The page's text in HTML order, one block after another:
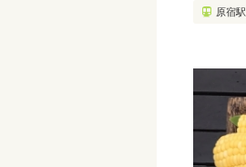
原宿駅